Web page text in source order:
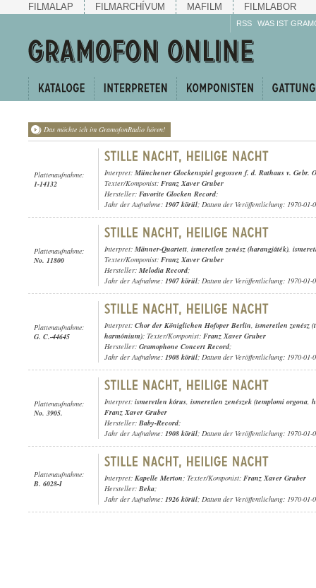
FILMALAP FILMARCHÍVUM MAFILM FILMLABOR
RSS WAS IST
Das möchte ich im GramofonRadio hören!
Plattenaufnahme:
1-14132
Interpret: Münchener Glockenspiel gegossen f. d. Rathaus v. Gebr.
Texter/Komponist: Franz Xaver Gruber
Hersteller: Favorite Glocken Record;
Jahr der Aufnahme: 1907 körül; Datum der Veröffentlichung: 1970-01-
Plattenaufnahme:
No. 11800
Interpret: Männer-Quartett, ismeretlen zenész (harangjáték),
Texter/Komponist: Franz Xaver Gruber
Hersteller: Melodia Record;
Jahr der Aufnahme: 1907 körül; Datum der Veröffentlichung: 1970-01-
Plattenaufnahme:
G. C.-44645
Interpret: Chor der Königlichen Hofoper Berlin, ismeretlen zenész
harmónium); Texter/Komponist: Franz Xaver Gruber
Hersteller: Gramophone Concert Record;
Jahr der Aufnahme: 1908 körül; Datum der Veröffentlichung: 1970-01-
Plattenaufnahme:
No. 3905.
Interpret: ismeretlen kórus, ismeretlen zenészek (templomi orgona,
Franz Xaver Gruber
Hersteller: Baby-Record;
Jahr der Aufnahme: 1908 körül; Datum der Veröffentlichung: 1970-01-
Plattenaufnahme:
B. 6028-I
Interpret: Kapelle Merton; Texter/Komponist: Franz Xaver Gruber
Hersteller: Beka;
Jahr der Aufnahme: 1926 körül; Datum der Veröffentlichung: 1970-01-